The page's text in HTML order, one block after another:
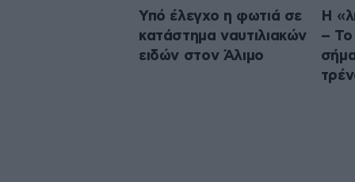
Υπό έλεγχο η φωτιά σε
κατάστημα ναυτιλιακών
ειδών στον Άλιμο
Η
– Το